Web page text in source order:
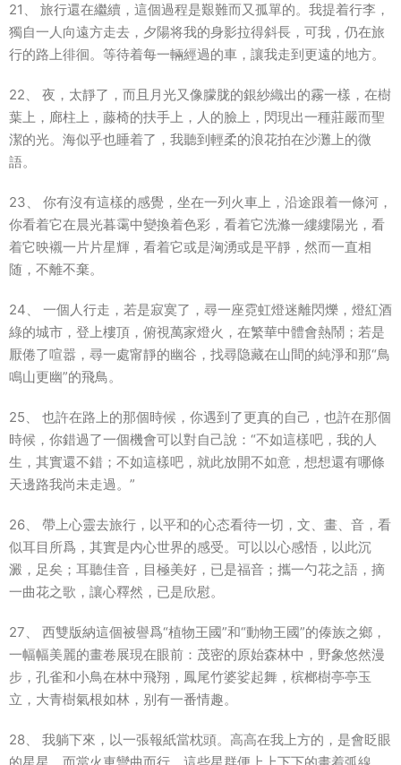
21、 旅行還在繼續，這個過程是艱難而又孤單的。我提着行李，
獨自一人向遠方走去，夕陽将我的身影拉得斜長，可我，仍在旅
行的路上徘徊。等待着每一輛經過的車，讓我走到更遠的地方。
22、 夜，太靜了，而且月光又像朦胧的銀紗織出的霧一樣，在樹
葉上，廊柱上，藤椅的扶手上，人的臉上，閃現出一種莊嚴而聖
潔的光。海似乎也睡着了，我聽到輕柔的浪花拍在沙灘上的微
語。
23、 你有沒有這樣的感覺，坐在一列火車上，沿途跟着一條河，
你看着它在晨光暮霭中變換着色彩，看着它洗滌一縷縷陽光，看
着它映襯一片片星輝，看着它或是洶湧或是平靜，然而一直相
随，不離不棄。
24、 一個人行走，若是寂寞了，尋一座霓虹燈迷離閃爍，燈紅酒
綠的城市，登上樓頂，俯視萬家燈火，在繁華中體會熱鬧；若是
厭倦了喧嚣，尋一處甯靜的幽谷，找尋隐藏在山間的純淨和那“鳥
鳴山更幽”的飛鳥。
25、 也許在路上的那個時候，你遇到了更真的自己，也許在那個
時候，你錯過了一個機會可以對自己說：“不如這樣吧，我的人
生，其實還不錯；不如這樣吧，就此放開不如意，想想還有哪條
天邊路我尚未走過。”
26、 帶上心靈去旅行，以平和的心态看待一切，文、畫、音，看
似耳目所爲，其實是内心世界的感受。可以以心感悟，以此沉
澱，足矣；耳聽佳音，目極美好，已是福音；攜一勺花之語，摘
一曲花之歌，讓心釋然，已是欣慰。
27、 西雙版納這個被譽爲“植物王國”和“動物王國”的傣族之鄉，
一幅幅美麗的畫卷展現在眼前：茂密的原始森林中，野象悠然漫
步，孔雀和小鳥在林中飛翔，鳳尾竹婆娑起舞，槟榔樹亭亭玉
立，大青樹氣根如林，别有一番情趣。
28、 我躺下來，以一張報紙當枕頭。高高在我上方的，是會眨眼